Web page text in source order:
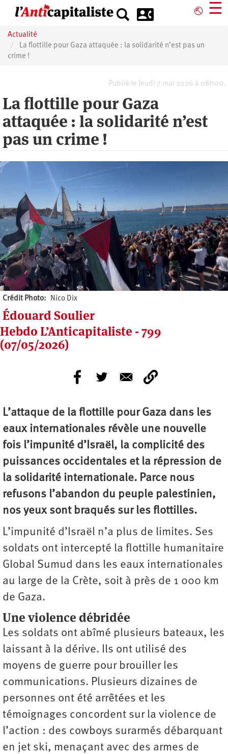
principal
⎋ ☰
Actualité
La flottille pour Gaza attaquée : la solidarité n’est pas un
crime !
Publié le Jeudi 7 mai 2026 à 08h00.
La flottille pour Gaza
attaquée : la solidarité n’est
pas un crime !
Crédit Photo Nico Dix
Édouard Soulier
Hebdo L’Anticapitaliste - 799
(07/05/2026)
L’attaque de la flottille pour Gaza dans les
eaux internationales révèle une nouvelle
fois l’impunité d’Israël, la complicité des
puissances occidentales et la répression de
la solidarité internationale. Parce nous
refusons l’abandon du peuple palestinien,
nos yeux sont braqués sur les flottilles.
L’impunité d’Israël n’a plus de limites. Ses
soldats ont intercepté la flottille humanitaire
Global Sumud dans les eaux internationales
au large de la Crète, soit à près de 1 000 km
de Gaza.
Une violence débridée
Les soldats ont abîmé plusieurs bateaux, les
laissant à la dérive. Ils ont utilisé des
moyens de guerre pour brouiller les
communications. Plusieurs dizaines de
personnes ont été arrêtées et les
témoignages concordent sur la violence de
l’action : des cowboys surarmés débarquant
en jet ski, menaçant avec des armes de